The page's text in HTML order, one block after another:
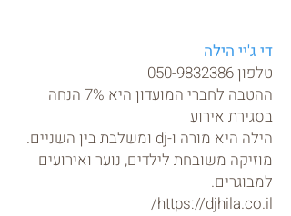
די ג'יי הילה
טלפון050-9832386
ההטבה לחברי המועדון היא 7% הנחה
בסגירת אירוע
הילה היא מורה ו-dj ומשלבת בין השניים.
מוזיקה משובחת לילדים, נוער ואירועים
למבוגרים.
https://djhila.co.il/